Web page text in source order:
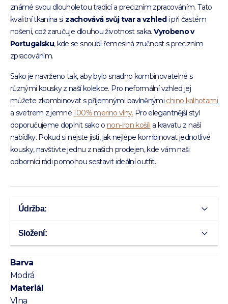
známé svou dlouholetou tradicí a precizním zpracováním. Tato
kvalitní tkanina si zachovává svůj tvar a vzhledi při častém
nošení, což zaručuje dlouhou životnost saka.Vyrobeno v
Portugalsku, kde se snoubí řemeslná zručnost s precizním
zpracováním.
Sako je navrženo tak, aby bylo snadno kombinovatelné s
různými kousky z naší kolekce. Pro neformální vzhled jej
můžete zkombinovat s příjemnými bavlněnými chino kalhotami
a svetrem z jemné100% merino vlny. Pro elegantnější styl
doporučujeme doplnit sako o non-iron košili a kravatu z naší
nabídky. Pokud si nejste jisti, jak nejlépe kombinovat jednotlivé
kousky, navštivte jednu z našich prodejen, kde vám naši
odborníci rádi pomohou sestavit ideální outfit.
Údržba:
Složení:
Barva
Modrá
Materiál
Vlna